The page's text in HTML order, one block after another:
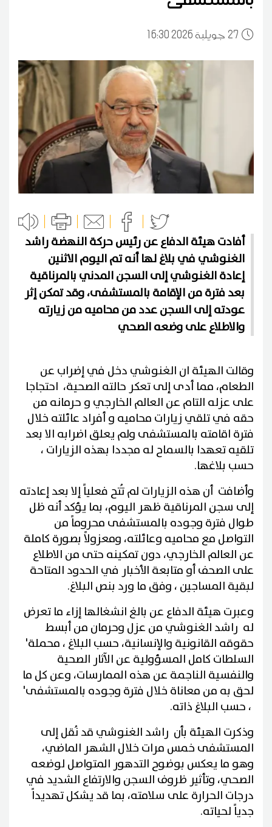
27 16:30 2026 جويلية
أفادت هيئة الدفاع عن رئيس حركة النهضة راشد
الغنوشي في بلاغ لها أنه تم اليوم الاثنين
إعادة الغنوشي إلى السجن المدني بالمرناقية
بعد فترة من الإقامة بالمستشفى، وقد تمكن إثر
عودته إلى السجن عدد من محاميه من زيارته
والاطلاع على وضعه الصحي
وقالت الهيئة ان الغنوشي دخل في إضراب عن
الطعام، مما أدى إلى تعكر حالته الصحية، احتجاجا
على عزله التام عن العالم الخارجي و حرمانه من
حقه في تلقي زيارات محاميه و أفراد عائلته خلال
فترة اقامته بالمستشفى ولم يعلق اضرابه الا بعد
تلقيه تعهدا بالسماح له مجددا بهذه الزيارات ،
حسب بلاغها.
وأضافت أن هذه الزيارات لم تُتح فعلياً إلا بعد إعادته
إلى سجن المرناقية ظهر اليوم، بما يؤكد أنه ظل
طوال فترة وجوده بالمستشفى محروماً من
التواصل مع محاميه وعائلته، ومعزولاً بصورة كاملة
عن العالم الخارجي، دون تمكينه حتى من الاطلاع
على الصحف أو متابعة الأخبار في الحدود المتاحة
لبقية المساجين ، وفق ما ورد بنص البلاغ.
وعبرت هيئة الدفاع عن بالغ انشغالها إزاء ما تعرض
له راشد الغنوشي من عزل وحرمان من أبسط
حقوقه القانونية والإنسانية، حسب البلاغ ، محملة'
السلطات كامل المسؤولية عن الآثار الصحية
والنفسية الناجمة عن هذه الممارسات، وعن كل ما
لحق به من معاناة خلال فترة وجوده بالمستشفى'
، حسب البلاغ ذاته.
وذكرت الهيئة بأن راشد الغنوشي قد نُقل إلى
المستشفى خمس مرات خلال الشهر الماضي،
وهو ما يعكس بوضوح التدهور المتواصل لوضعه
الصحي، وتأثير ظروف السجن والارتفاع الشديد في
درجات الحرارة على سلامته، بما قد يشكل تهديداً
جدياً لحياته.